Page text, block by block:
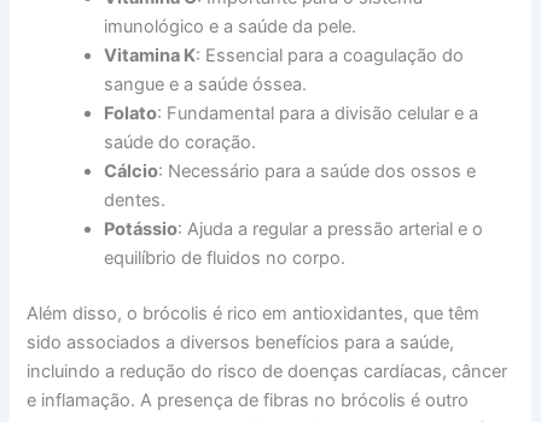
imunológico e a saúde da pele.
Vitamina K: Essencial para a coagulação do
sangue e a saúde óssea.
Folato: Fundamental para a divisão celular e a
saúde do coração.
Cálcio: Necessário para a saúde dos ossos e
dentes.
Potássio: Ajuda a regular a pressão arterial e o
equilíbrio de fluidos no corpo.
Além disso, o brócolis é rico em antioxidantes, que têm
sido associados a diversos benefícios para a saúde,
incluindo a redução do risco de doenças cardíacas, câncer
e inflamação. A presença de fibras no brócolis é outro